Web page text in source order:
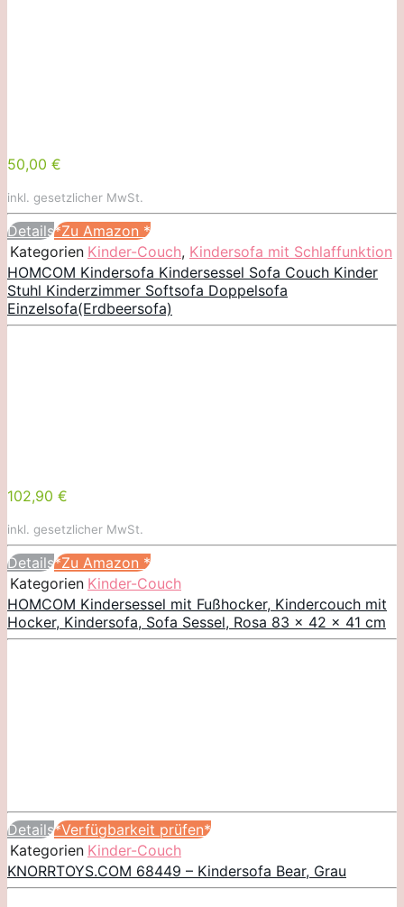
50,00 €
inkl. gesetzlicher MwSt.
Details*Zu Amazon *
Kategorien Kinder-Couch, Kindersofa mit Schlaffunktion
HOMCOM Kindersofa Kindersessel Sofa Couch Kinder
Stuhl Kinderzimmer Softsofa Doppelsofa
Einzelsofa(Erdbeersofa)
102,90 €
inkl. gesetzlicher MwSt.
Details*Zu Amazon *
Kategorien Kinder-Couch
HOMCOM Kindersessel mit Fußhocker, Kindercouch mit
Hocker, Kindersofa, Sofa Sessel, Rosa 83 x 42 x 41 cm
Details*Verfügbarkeit prüfen*
Kategorien Kinder-Couch
KNORRTOYS.COM 68449 – Kindersofa Bear, Grau